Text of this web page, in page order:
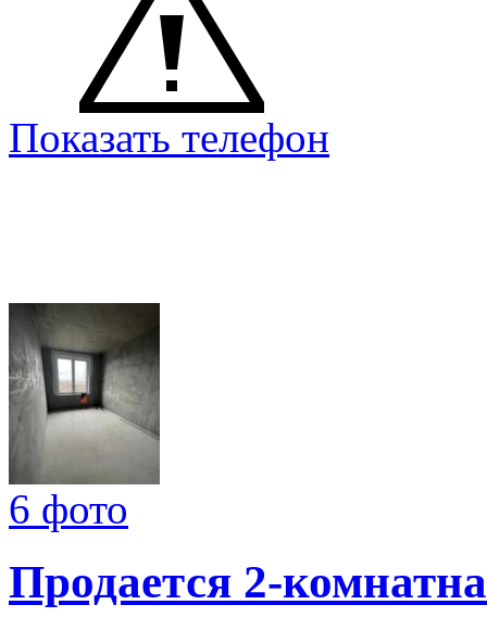
Показать телефон
6 фото
Продается 2-